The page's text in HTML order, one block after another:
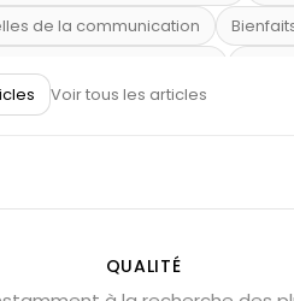
de la communication
: propriétés et bienfaits
: danger ?
Guide des pierres
Voir tous les articles
QUALITÉ